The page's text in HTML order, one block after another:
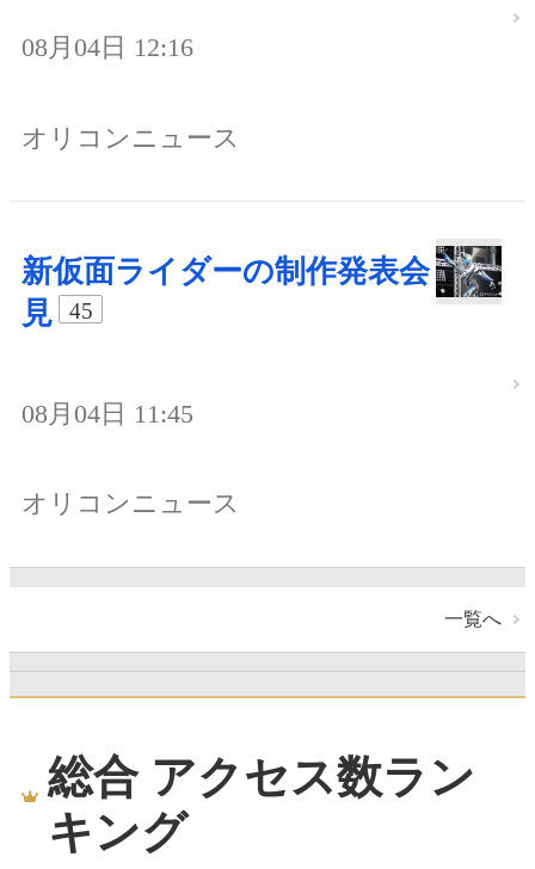
08月04日 12:16
オリコンニュース
新仮面ライダーの制作発表会
見
45
08月04日 11:45
オリコンニュース
一覧へ
総合 アクセス数ラン
キング